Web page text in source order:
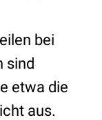
bei
sind
etwa die
aus.